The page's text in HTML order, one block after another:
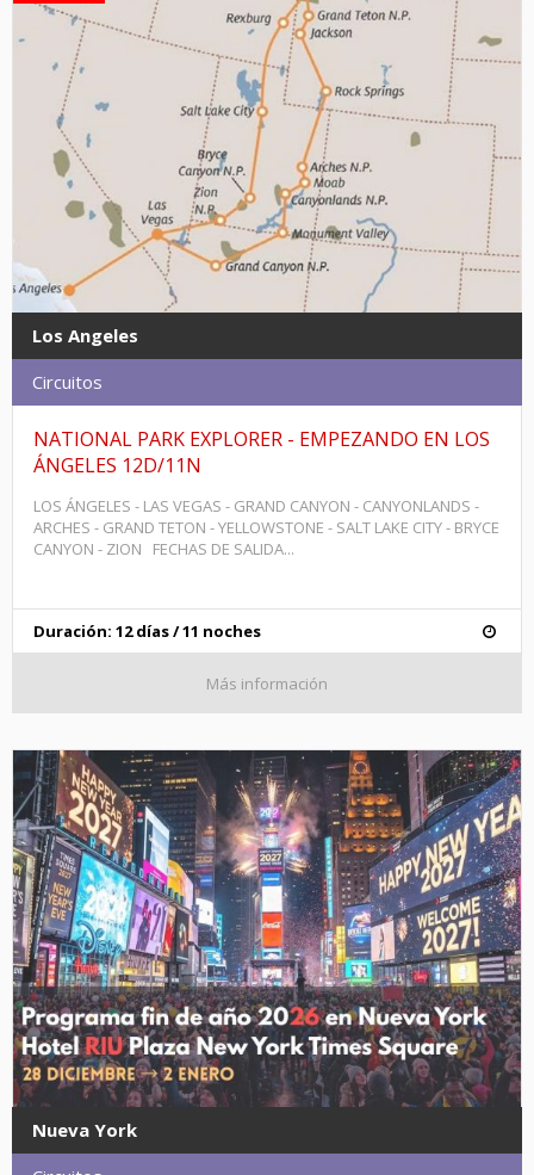
Los Angeles
Circuitos
NATIONAL PARK EXPLORER - EMPEZANDO EN LOS
ÁNGELES 12D/11N
LOS ÁNGELES - LAS VEGAS - GRAND CANYON - CANYONLANDS -
ARCHES - GRAND TETON - YELLOWSTONE - SALT LAKE CITY - BRYCE
CANYON - ZION FECHAS DE SALIDA...
Duración: 12 días / 11 noches
Más información
Nueva York